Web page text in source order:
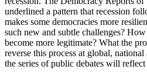
underlined a pattern that recession
makes some democracies more
such new and subtle challenges?
become more legitimate? What the
reverse this process at global,
the series of public debates will reflect